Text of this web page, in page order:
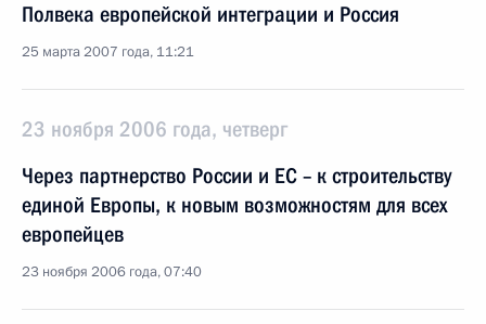
Полвека европейской интеграции и Россия
25 марта 2007 года, 11:21
23 ноября 2006 года, четверг
Через партнерство России и ЕС – к строительству
единой Европы, к новым возможностям для всех
европейцев
23 ноября 2006 года, 07:40